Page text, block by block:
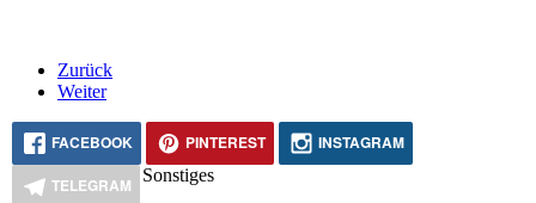
Zurück
Weiter
FACEBOOK PINTEREST
INSTAGRAM
TELEGRAM
Sonstiges